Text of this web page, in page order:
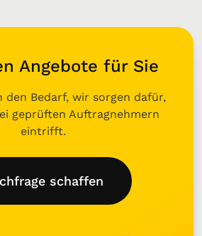
Angebote für Sie
den Bedarf, wir sorgen dafür,
geprüften Auftragnehmern
eintrifft.
schaffen